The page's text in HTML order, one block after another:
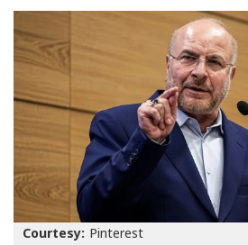
Courtesy: Pinterest